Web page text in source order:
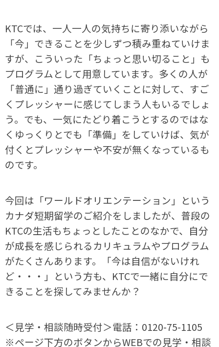
KTCでは、一人一人の気持ちに寄り添いながら
「今」できることを少しずつ積み重ねていけま
すが、こういった「ちょっと思い切ること」も
プログラムとして用意しています。多くの人が
「普通に」通り過ぎていくことに対して、すご
くプレッシャーに感じてしまう人もいるでしょ
う。でも、一気にたどり着こうとするのではな
くゆっくりとでも「準備」をしていけば、気が
付くとプレッシャーや不安が無くなっているも
のです。
今回は「ワールドオリエンテーション」という
カナダ短期留学のご紹介をしましたが、普段の
KTCの生活もちょっとしたことのなかで、自分
が成長を感じられるカリキュラムやプログラム
がたくさんあります。「今は自信がないけれ
ど・・・」という方も、KTCで一緒に自分にで
きることを探してみませんか？
＜見学・相談随時受付＞電話：0120-75-1105
※ページ下方のボタンからWEBでの見学・相談